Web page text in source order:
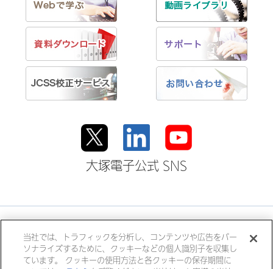
大塚電子公式 SNS
大塚ホールディングス
大塚製薬 大塚製薬工場
大鵬薬品工業
当社では、トラフィックを分析し、コンテンツや広告をパー
ソナライズするために、クッキーなどの個人識別子を収集し
ています。 クッキーの使用方法と各クッキーの保存期間に